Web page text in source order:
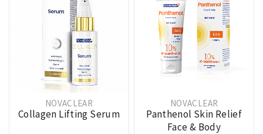
NOVACLEAR
Collagen Lifting Serum
NOVACLEAR
Panthenol Skin Relief
Face & Body